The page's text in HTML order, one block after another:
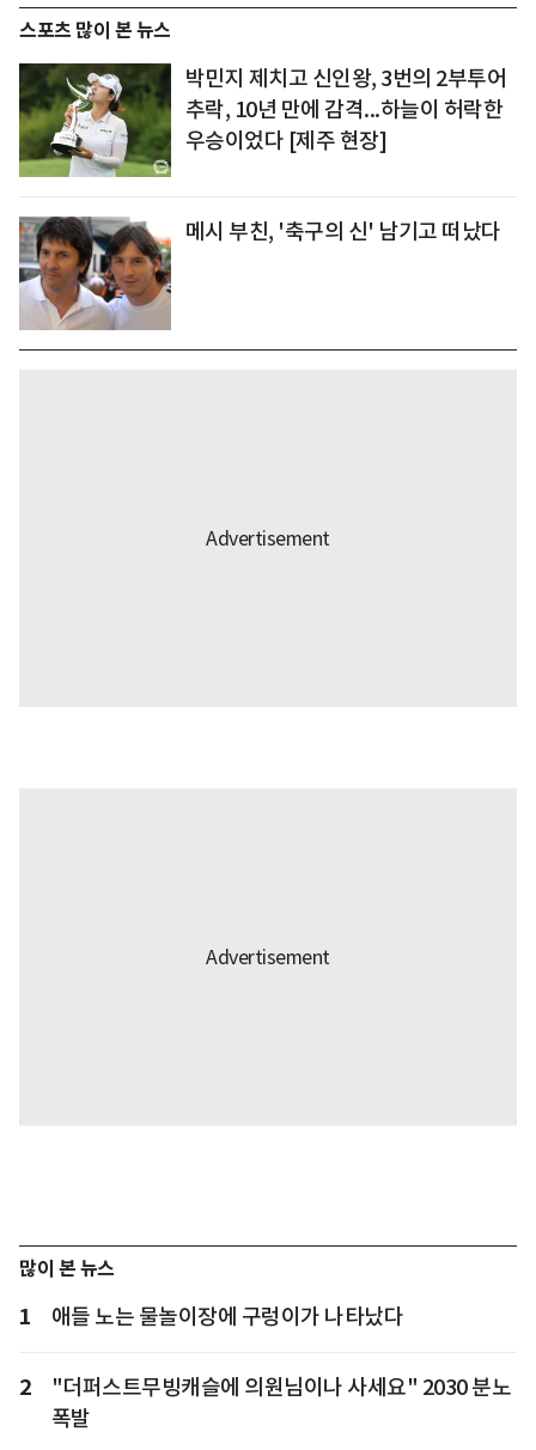
스포츠 많이 본 뉴스
박민지 제치고 신인왕, 3번의 2부투어
추락, 10년 만에 감격...하늘이 허락한
우승이었다 [제주 현장]
메시 부친, '축구의 신' 남기고 떠났다
많이 본 뉴스
1 애들 노는 물놀이장에 구렁이가 나타났다
2
"더퍼스트무빙캐슬에 의원님이나 사세요" 2030 분노
폭발